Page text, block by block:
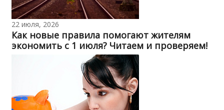
22 июля, 2026
Как новые правила помогают жителям
экономить с 1 июля? Читаем и проверяем!